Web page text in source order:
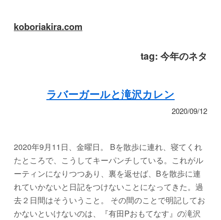
koboriakira.com
tag: 今年のネタ
ラバーガールと滝沢カレン
2020/09/12
2020年9月11日、金曜日。 Bを散歩に連れ、寝てくれ
たところで、こうしてキーパンチしている。これがル
ーティンになりつつあり、裏を返せば、Bを散歩に連
れていかないと日記をつけないことになってきた。過
去２日間はそういうこと。 その間のことで明記してお
かないといけないのは、『有田Pおもてなす』の滝沢